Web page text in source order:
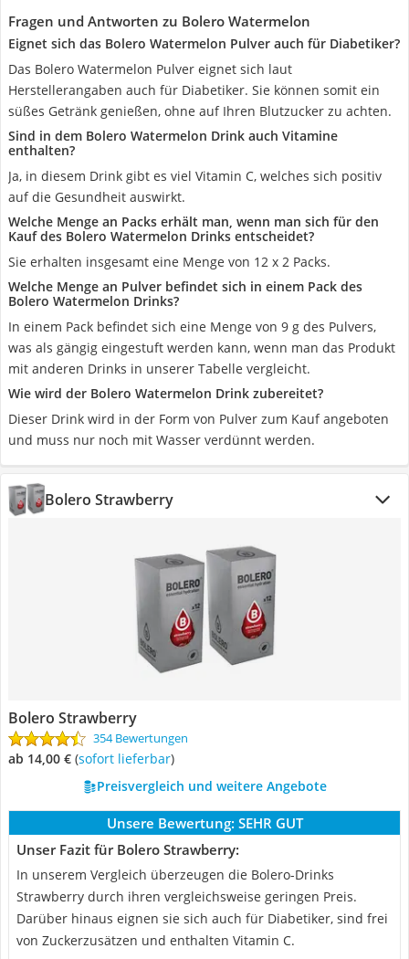
Fragen und Antworten zu Bolero Watermelon
Eignet sich das Bolero Watermelon Pulver auch für Diabetiker?
Das Bolero Watermelon Pulver eignet sich laut
Herstellerangaben auch für Diabetiker. Sie können somit ein
süßes Getränk genießen, ohne auf Ihren Blutzucker zu achten.
Sind in dem Bolero Watermelon Drink auch Vitamine
enthalten?
Ja, in diesem Drink gibt es viel Vitamin C, welches sich positiv
auf die Gesundheit auswirkt.
Welche Menge an Packs erhält man, wenn man sich für den
Kauf des Bolero Watermelon Drinks entscheidet?
Sie erhalten insgesamt eine Menge von 12 x 2 Packs.
Welche Menge an Pulver befindet sich in einem Pack des
Bolero Watermelon Drinks?
In einem Pack befindet sich eine Menge von 9 g des Pulvers,
was als gängig eingestuft werden kann, wenn man das Produkt
mit anderen Drinks in unserer Tabelle vergleicht.
Wie wird der Bolero Watermelon Drink zubereitet?
Dieser Drink wird in der Form von Pulver zum Kauf angeboten
und muss nur noch mit Wasser verdünnt werden.
Bolero Strawberry
Bolero Strawberry
354 Bewertungen
ab 14,00 € ( Sofort lieferbar)
Preisvergleich und weitere Angebote
Unsere Bewertung: SEHR GUT
Unser Fazit für Bolero Strawberry:
In unserem Vergleich überzeugen die Bolero-Drinks
Strawberry durch ihren vergleichsweise geringen Preis.
Darüber hinaus eignen sie sich auch für Diabetiker, sind frei
von Zuckerzusätzen und enthalten Vitamin C.